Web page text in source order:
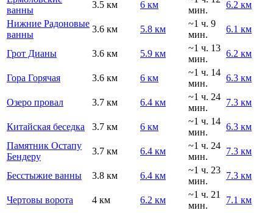
ванны
3.5 км 6 км
мин.
6.2 км
Нижние Радоновые
ванны
3.6 км 5.8 км
~1 ч. 9
мин.
6.1 км
Грот Дианы 3.6 км 5.9 км
~1 ч. 13
мин.
6.2 км
Гора Горячая 3.6 км 6 км
~1 ч. 14
мин.
6.3 км
Озеро провал 3.7 км 6.4 км
~1 ч. 24
мин.
7.3 км
Китайская беседка 3.7 км 6 км
~1 ч. 14
мин.
6.3 км
Памятник Остапу
Бендеру
3.7 км 6.4 км
~1 ч. 24
мин.
7.3 км
Бесстыжие ванны 3.8 км 6.4 км
~1 ч. 23
мин.
7.3 км
Чертовы ворота 4 км 6.2 км
~1 ч. 21
мин.
7.1 км